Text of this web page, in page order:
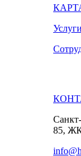
Услуги
85,